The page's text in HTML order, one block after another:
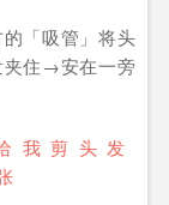
「吸管」将头
夹住→安在一旁